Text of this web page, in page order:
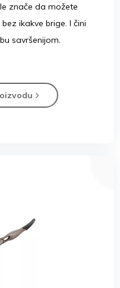
znače da možete
ikakve brige. I čini
savršenijom.